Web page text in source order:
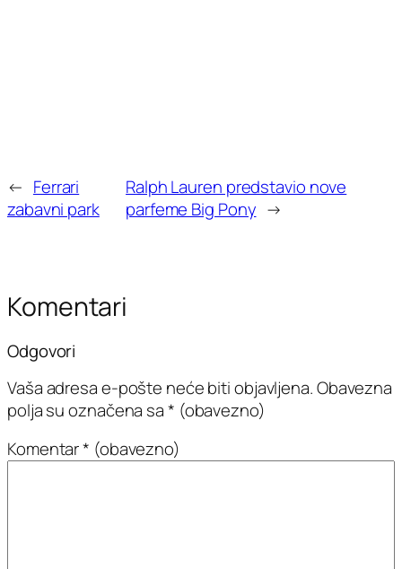
← Ferrari
zabavni park
Ralph Lauren predstavio nove
parfeme Big Pony →
Komentari
Odgovori
Vaša adresa e-pošte neće biti objavljena.Obavezna
polja su označena sa* (obavezno)
Komentar* (obavezno)